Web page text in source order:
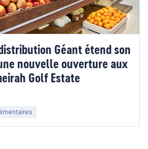
Géant étend son
nouvelle ouverture aux
Golf Estate